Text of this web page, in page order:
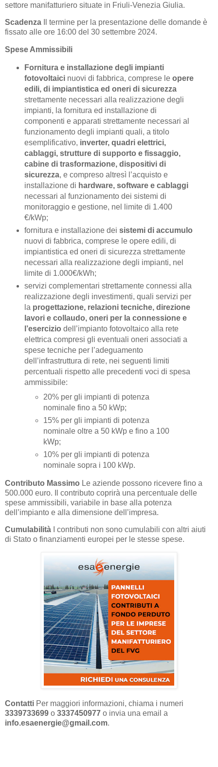
settore manifatturiero situate in Friuli-Venezia Giulia.
Scadenza Il termine per la presentazione delle domande è
fissato alle ore 16:00 del 30 settembre 2024.
Spese Ammissibili
Fornitura e installazione degli impianti
fotovoltaicinuovi di fabbrica, comprese le opere
edili, di impiantistica ed oneri di sicurezza
strettamente necessari alla realizzazione degli
impianti, la fornitura ed installazione di
componenti e apparati strettamente necessari al
funzionamento degli impianti quali, a titolo
esemplificativo, inverter, quadri elettrici,
cablaggi, strutture di supporto e fissaggio,
cabine di trasformazione, dispositivi di
sicurezza, e compreso altresì l’acquisto e
installazione di hardware, software e cablaggi
necessari al funzionamento dei sistemi di
monitoraggio e gestione, nel limite di 1.400
€/kWp;
fornitura e installazione dei sistemi di accumulo
nuovi di fabbrica, comprese le opere edili, di
impiantistica ed oneri di sicurezza strettamente
necessari alla realizzazione degli impianti, nel
limite di 1.000€/kWh;
servizi complementari strettamente connessi alla
realizzazione degli investimenti, quali servizi per
la progettazione, relazioni tecniche, direzione
lavori e collaudo, oneri per la connessione e
l’esercizio dell’impianto fotovoltaico alla rete
elettrica compresi gli eventuali oneri associati a
spese tecniche per l’adeguamento
dell’infrastruttura di rete, nei seguenti limiti
percentuali rispetto alle precedenti voci di spesa
ammissibile:
20% per gli impianti di potenza
nominale fino a 50 kWp;
15% per gli impianti di potenza
nominale oltre a 50 kWp e fino a 100
kWp;
10% per gli impianti di potenza
nominale sopra i 100 kWp.
Contributo Massimo Le aziende possono ricevere fino a
500.000 euro. Il contributo coprirà una percentuale delle
spese ammissibili, variabile in base alla potenza
dell’impianto e alla dimensione dell’impresa.
Cumulabilità I contributi non sono cumulabili con altri aiuti
di Stato o finanziamenti europei per le stesse spese.
Contatti Per maggiori informazioni, chiama i numeri
3339733699 o 3337450977 o invia una email a
info.esaenergie@gmail.com.